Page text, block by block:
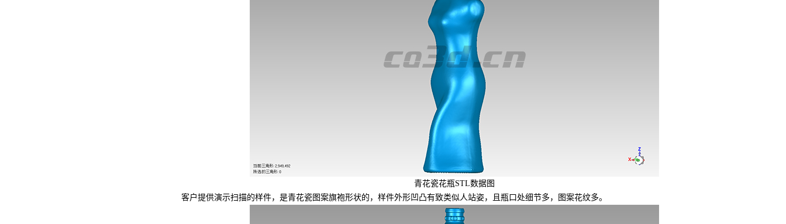
青花瓷花瓶STL数据图
客户提供演示扫描的样件，是青花瓷图案旗袍形状的，样件外形凹凸有致类似人站姿，且瓶口处细节多，图案花纹多。